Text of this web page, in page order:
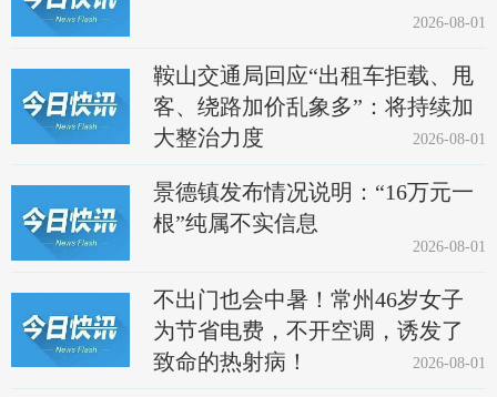
2026-08-01
鞍山交通局回应“出租车拒载、甩
客、绕路加价乱象多”：将持续加
大整治力度
2026-08-01
景德镇发布情况说明：“16万元一
根”纯属不实信息
2026-08-01
不出门也会中暑！常州46岁女子
为节省电费，不开空调，诱发了
致命的热射病！
2026-08-01